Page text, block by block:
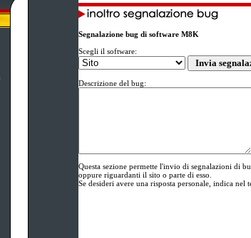
Segnalazione bug di software M8K
Scegli il software:
Descrizione del bug:
Questa sezione permette l'invio di segnalazioni di
oppure riguardanti il sito o parte di esso.
Se desideri avere una risposta personale, indica nel